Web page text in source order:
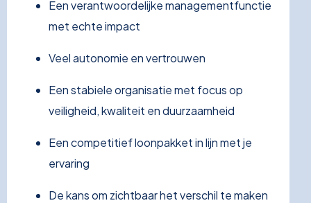
Een verantwoordelijke managementfunctie
met echte impact
Veel autonomie en vertrouwen
Een stabiele organisatie met focus op
veiligheid, kwaliteit en duurzaamheid
Een competitief loonpakket in lijn met je
ervaring
De kans om zichtbaar het verschil te maken